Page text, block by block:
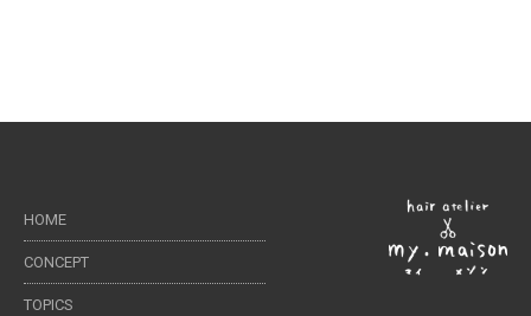
HOME
CONCEPT
TOPICS